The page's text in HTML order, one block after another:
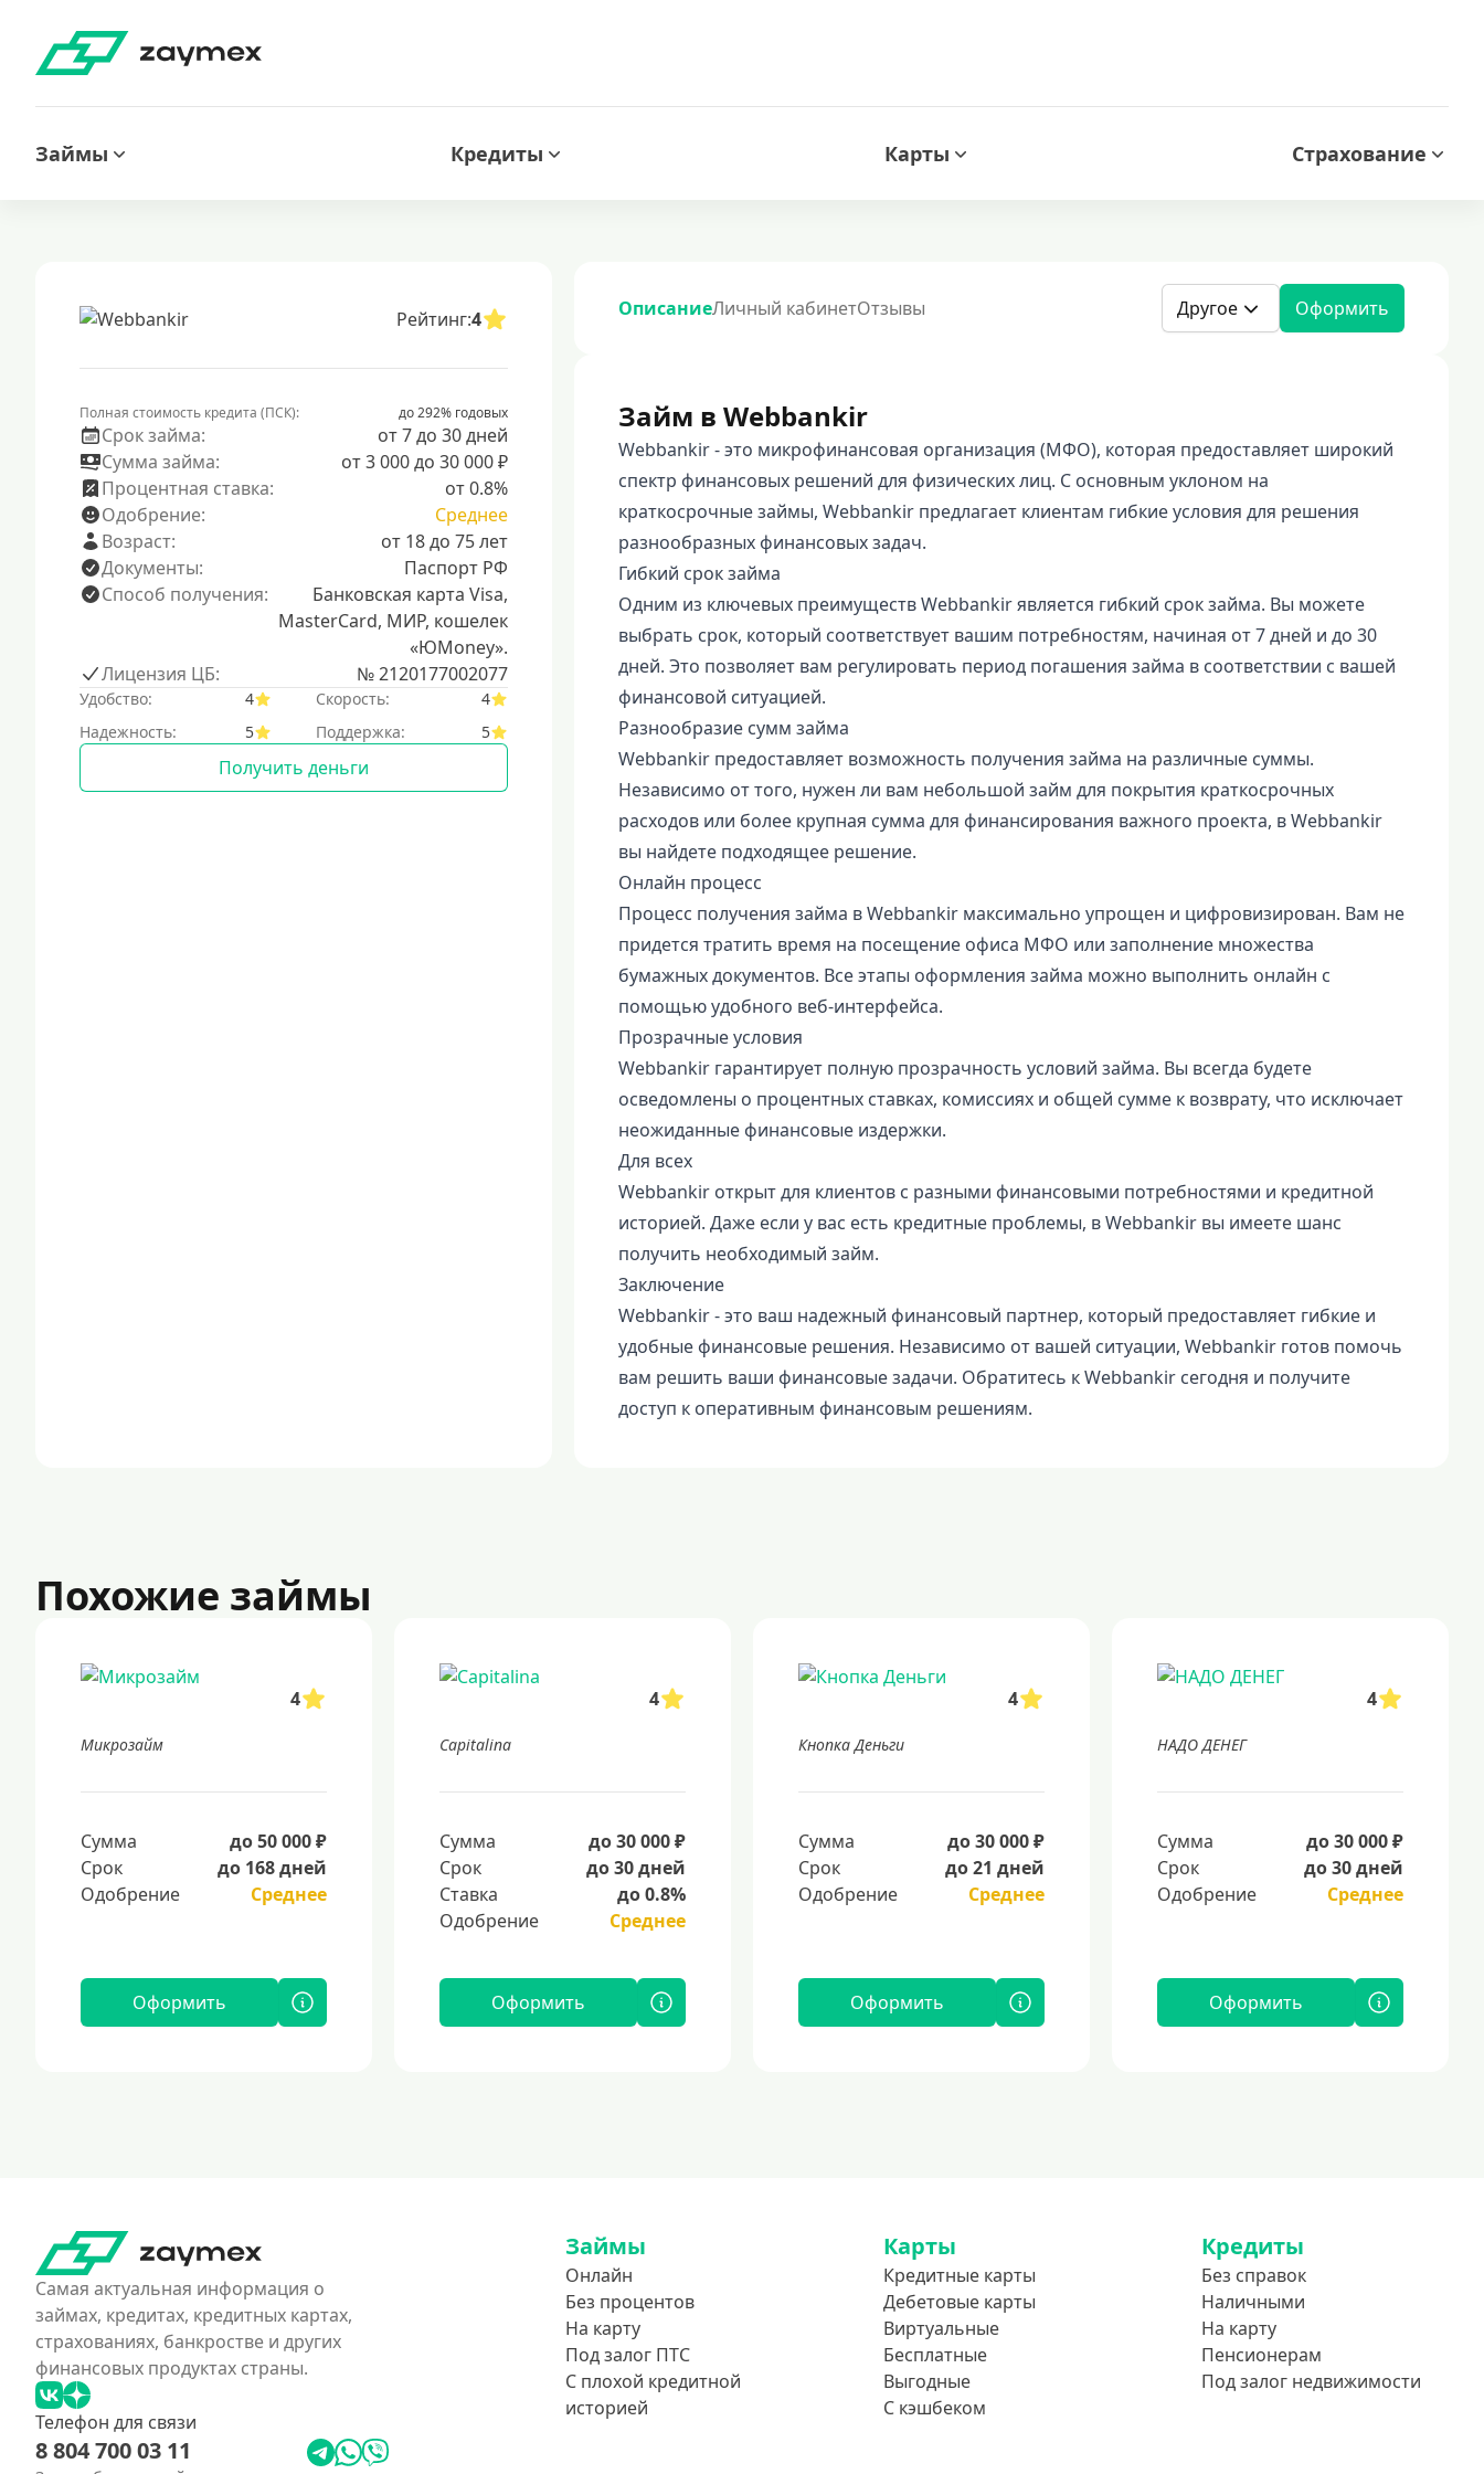
Займы Кредиты Карты Страхование
Рейтинг:4
Полная стоимость кредита (ПСК): до 292% годовых
Срок займа:
от 7 до 30 дней
Сумма займа:
от 3 000 до 30 000 ₽
Процентная ставка:
от 0.8%
Одобрение:
Среднее
Возраст:
от 18 до 75 лет
Документы:
Паспорт РФ
Способ получения:
Банковская карта Visa,
MasterCard, МИР, кошелек
«ЮMoney».
Лицензия ЦБ:
№ 2120177002077
Удобство: 4 Скорость:
4
Надежность:
5 Поддержка: 5
Получить деньги
ОписаниеЛичный кабинетОтзывы Другое Оформить
Займ в Webbankir
Webbankir - это микрофинансовая организация (МФО), которая предоставляет широкий
спектр финансовых решений для физических лиц. С основным уклоном на
краткосрочные займы, Webbankir предлагает клиентам гибкие условия для решения
разнообразных финансовых задач.
Гибкий срок займа
Одним из ключевых преимуществ Webbankir является гибкий срок займа. Вы можете
выбрать срок, который соответствует вашим потребностям, начиная от 7 дней и до 30
дней. Это позволяет вам регулировать период погашения займа в соответствии с вашей
финансовой ситуацией.
Разнообразие сумм займа
Webbankir предоставляет возможность получения займа на различные суммы.
Независимо от того, нужен ли вам небольшой займ для покрытия краткосрочных
расходов или более крупная сумма для финансирования важного проекта, в Webbankir
вы найдете подходящее решение.
Онлайн процесс
Процесс получения займа в Webbankir максимально упрощен и цифровизирован. Вам не
придется тратить время на посещение офиса МФО или заполнение множества
бумажных документов. Все этапы оформления займа можно выполнить онлайн с
помощью удобного веб-интерфейса.
Прозрачные условия
Webbankir гарантирует полную прозрачность условий займа. Вы всегда будете
осведомлены о процентных ставках, комиссиях и общей сумме к возврату, что исключает
неожиданные финансовые издержки.
Для всех
Webbankir открыт для клиентов с разными финансовыми потребностями и кредитной
историей. Даже если у вас есть кредитные проблемы, в Webbankir вы имеете шанс
получить необходимый займ.
Заключение
Webbankir - это ваш надежный финансовый партнер, который предоставляет гибкие и
удобные финансовые решения. Независимо от вашей ситуации, Webbankir готов помочь
вам решить ваши финансовые задачи. Обратитесь к Webbankir сегодня и получите
доступ к оперативным финансовым решениям.
Похожие займы
4
Микрозайм
Сумма
до 50 000 ₽
Срок
до 168 дней
Одобрение
Среднее
Оформить
4
Capitalina
Сумма
до 30 000 ₽
Срок
до 30 дней
Ставка
до 0.8%
Одобрение
Среднее
Оформить
4
Кнопка Деньги
Сумма
до 30 000 ₽
Срок
до 21 дней
Одобрение
Среднее
Оформить
4
НАДО ДЕНЕГ
Сумма
до 30 000 ₽
Срок
до 30 дней
Одобрение
Среднее
Оформить
Самая актуальная информация о
займах, кредитах, кредитных картах,
страхованиях, банкростве и других
финансовых продуктах страны.
Телефон для связи
8 804 700 03 11
Займы
Онлайн
Без процентов
На карту
Под залог ПТС
С плохой кредитной
историей
Карты
Кредитные карты
Дебетовые карты
Виртуальные
Бесплатные
Выгодные
С кэшбеком
Кредиты
Без справок
Наличными
На карту
Пенсионерам
Под залог недвижимости